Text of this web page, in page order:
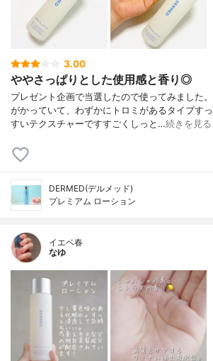
ジグリコール、水酸
リセリン、ＢＧ、ビ
プロピルメチルセル
デシルテトラデシル
Ｐジグリセリルエー
コール、フェノキシ
3.00
ややさっぱりとした使用感と香り◎
プレゼント企画で当選したので使ってみました
がかっていて、わずかにトロミがあるタイプす
すいテクスチャーですすごくしっと…続きを見る
DERMED(デルメッド)
プレミアム ローション
イエベ春
なゆ